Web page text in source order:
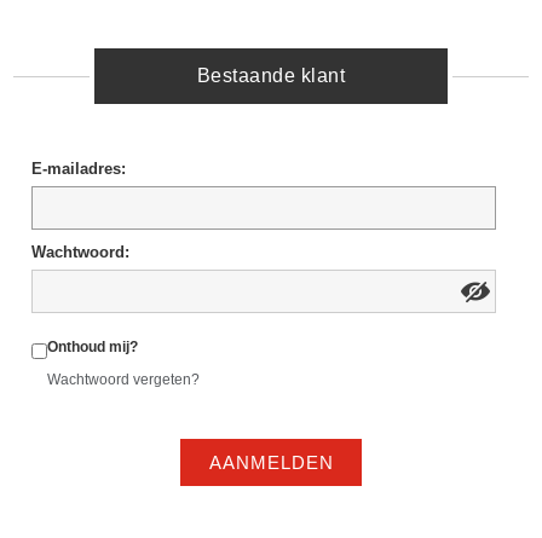
Bestaande klant
E-mailadres:
Wachtwoord:
Onthoud mij?
Wachtwoord vergeten?
AANMELDEN